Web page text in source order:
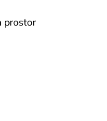
prostor